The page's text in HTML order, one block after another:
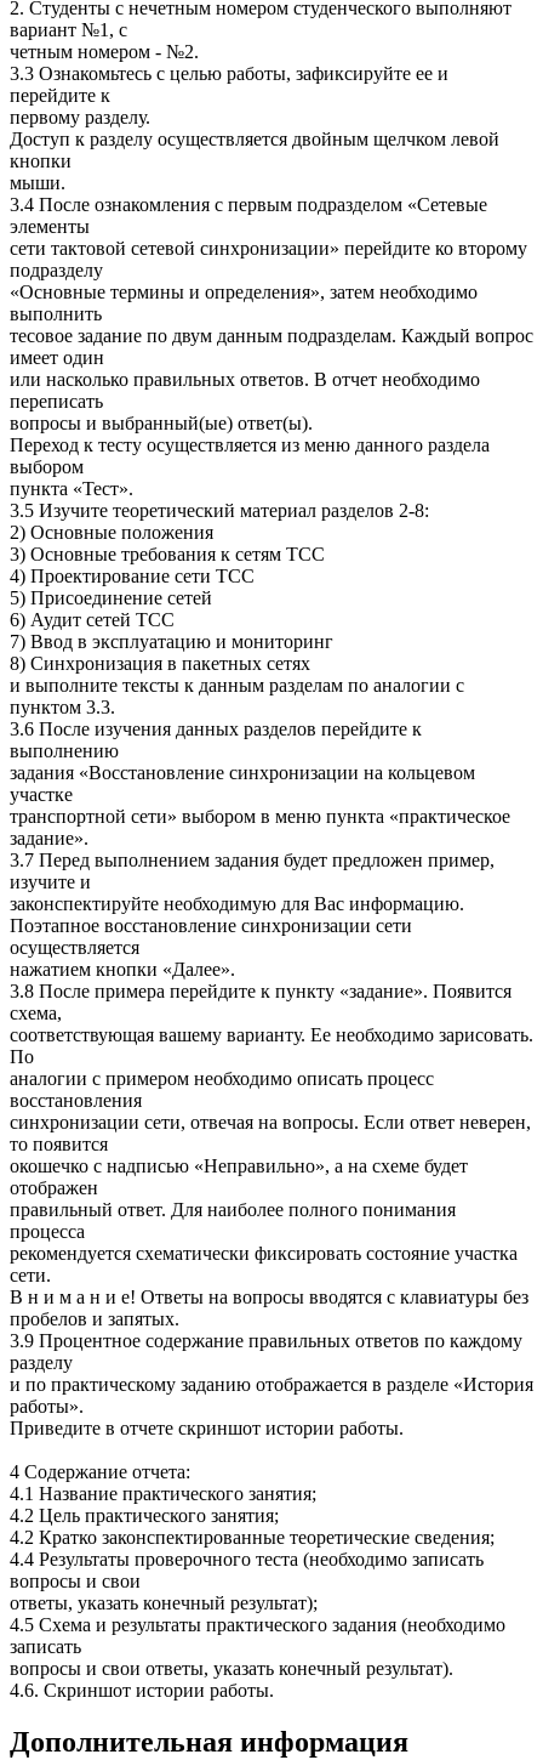
2. Студенты с нечетным номером студенческого выполняют
вариант №1, с
четным номером - №2.
3.3 Ознакомьтесь с целью работы, зафиксируйте ее и
перейдите к
первому разделу.
Доступ к разделу осуществляется двойным щелчком левой
кнопки
мыши.
3.4 После ознакомления с первым подразделом «Сетевые
элементы
сети тактовой сетевой синхронизации» перейдите ко второму
подразделу
«Основные термины и определения», затем необходимо
выполнить
тесовое задание по двум данным подразделам. Каждый вопрос
имеет один
или насколько правильных ответов. В отчет необходимо
переписать
вопросы и выбранный(ые) ответ(ы).
Переход к тесту осуществляется из меню данного раздела
выбором
пункта «Тест».
3.5 Изучите теоретический материал разделов 2-8:
2) Основные положения
3) Основные требования к сетям ТСС
4) Проектирование сети ТСС
5) Присоединение сетей
6) Аудит сетей ТСС
7) Ввод в эксплуатацию и мониторинг
8) Синхронизация в пакетных сетях
и выполните тексты к данным разделам по аналогии с
пунктом 3.3.
3.6 После изучения данных разделов перейдите к
выполнению
задания «Восстановление синхронизации на кольцевом
участке
транспортной сети» выбором в меню пункта «практическое
задание».
3.7 Перед выполнением задания будет предложен пример,
изучите и
законспектируйте необходимую для Вас информацию.
Поэтапное восстановление синхронизации сети
осуществляется
нажатием кнопки «Далее».
3.8 После примера перейдите к пункту «задание». Появится
схема,
соответствующая вашему варианту. Ее необходимо зарисовать.
По
аналогии с примером необходимо описать процесс
восстановления
синхронизации сети, отвечая на вопросы. Если ответ неверен,
то появится
окошечко с надписью «Неправильно», а на схеме будет
отображен
правильный ответ. Для наиболее полного понимания
процесса
рекомендуется схематически фиксировать состояние участка
сети.
В н и м а н и е! Ответы на вопросы вводятся с клавиатуры без
пробелов и запятых.
3.9 Процентное содержание правильных ответов по каждому
разделу
и по практическому заданию отображается в разделе «История
работы».
Приведите в отчете скриншот истории работы.
4 Содержание отчета:
4.1 Название практического занятия;
4.2 Цель практического занятия;
4.2 Кратко законспектированные теоретические сведения;
4.4 Результаты проверочного теста (необходимо записать
вопросы и свои
ответы, указать конечный результат);
4.5 Схема и результаты практического задания (необходимо
записать
вопросы и свои ответы, указать конечный результат).
4.6. Скриншот истории работы.
Дополнительная информация